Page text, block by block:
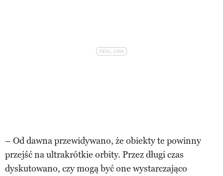
– Od dawna przewidywano, że obiekty te powinny
przejść na ultrakrótkie orbity. Przez długi czas
dyskutowano, czy mogą być one wystarczająco